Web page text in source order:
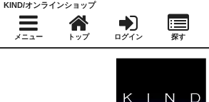
KIND/オンラインショップ
メニュー トップ ログイン 探す